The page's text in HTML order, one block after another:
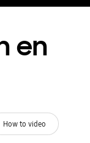
en
How to video